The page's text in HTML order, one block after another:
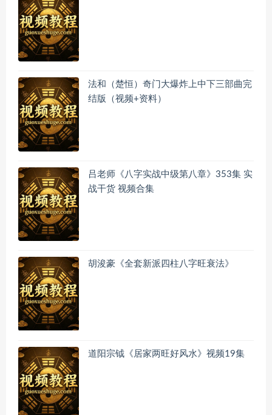
法和（楚恒）奇门大爆炸上中下三部曲完
结版（视频+资料）
吕老师《八字实战中级第八章》353集 实
战干货 视频合集
胡浚豪《全套新派四柱八字旺衰法》
道阳宗钺《居家两旺好风水》视频19集